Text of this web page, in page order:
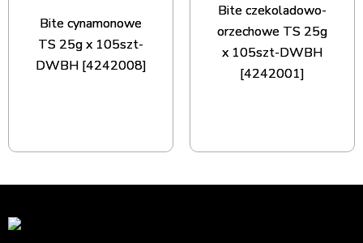
Bite cynamonowe
TS 25g x 105szt-
DWBH [4242008]
Bite czekoladowo-
orzechowe TS 25g
x 105szt-DWBH
[4242001]